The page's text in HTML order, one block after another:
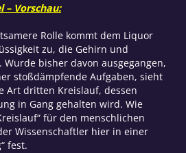
– Vorschau:
Rolle kommt dem Liquor
zu, die Gehirn und
Wurde bisher davon ausgegangen,
stoßdämpfende Aufgaben, sieht
Art dritten Kreislauf, dessen
in Gang gehalten wird. Wie
für den menschlichen
Wissenschaftler hier in einer
fest.